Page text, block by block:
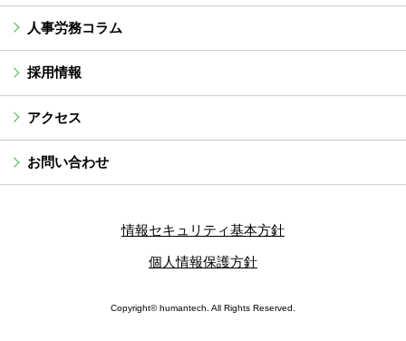
人事労務コラム
採用情報
アクセス
お問い合わせ
情報セキュリティ基本方針
個人情報保護方針
Copyright© humantech. All Rights Reserved.